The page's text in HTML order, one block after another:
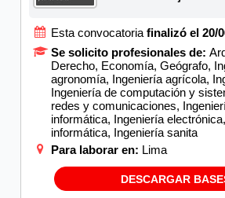
Esta convocatoria finalizó el 20/
Se solicito profesionales de:
Derecho, Economía, Geógrafo,
agronomía, Ingeniería agrícola,
Ingeniería de computación y
redes y comunicaciones,
informática, Ingeniería
informática, Ingeniería sanita
Para laborar en: Lima
DESCARGAR